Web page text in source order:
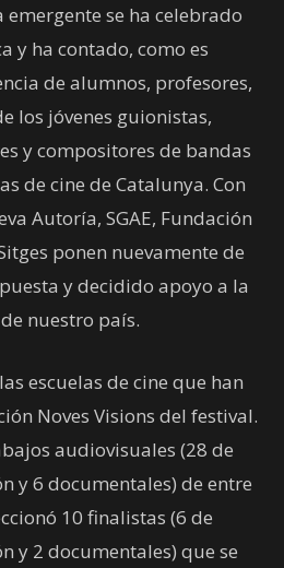
se ha celebrado
y ha contado, como es
de alumnos, profesores,
los jóvenes guionistas,
y compositores de bandas
de cine de Catalunya. Con
Autoría, SGAE, Fundación
ponen nuevamente de
y decidido apoyo a la
nuestro país.
escuelas de cine que han
Noves Visions del festival.
audiovisuales (28 de
y 6 documentales) de entre
10 finalistas (6 de
y 2 documentales) que se